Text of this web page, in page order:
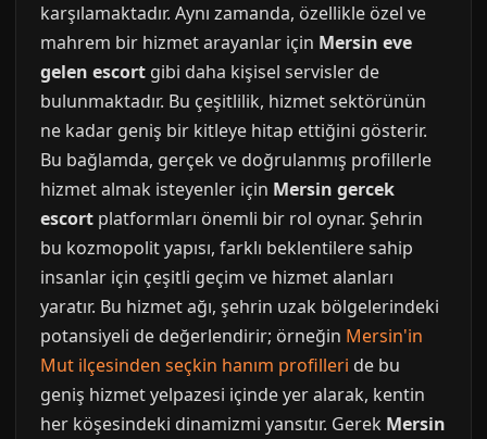
karşılamaktadır. Aynı zamanda, özellikle özel ve
mahrem bir hizmet arayanlar için Mersin eve
gelen escort gibi daha kişisel servisler de
bulunmaktadır. Bu çeşitlilik, hizmet sektörünün
ne kadar geniş bir kitleye hitap ettiğini gösterir.
Bu bağlamda, gerçek ve doğrulanmış profillerle
hizmet almak isteyenler için Mersin gercek
escort platformları önemli bir rol oynar. Şehrin
bu kozmopolit yapısı, farklı beklentilere sahip
insanlar için çeşitli geçim ve hizmet alanları
yaratır. Bu hizmet ağı, şehrin uzak bölgelerindeki
potansiyeli de değerlendirir; örneğin Mersin'in
Mut ilçesinden seçkin hanım profilleri de bu
geniş hizmet yelpazesi içinde yer alarak, kentin
her köşesindeki dinamizmi yansıtır. Gerek Mersin